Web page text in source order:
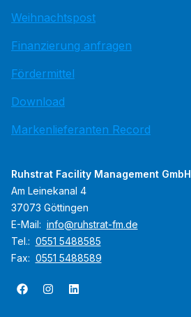
Weihnachtspost
Finanzierung anfragen
Fördermittel
Download
Markenlieferanten Record
Ruhstrat Facility Management GmbH
Am Leinekanal 4
37073 Göttingen
E-Mail: info@ruhstrat-fm.de
Tel.: 0551 5488585
Fax: 0551 5488589